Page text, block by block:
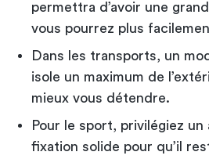
permettra d’avoir une
vous pourrez plus
Dans les transports, un
isole un maximum de
mieux vous détendre.
Pour le sport, privilégiez un
fixation solide pour qu’il